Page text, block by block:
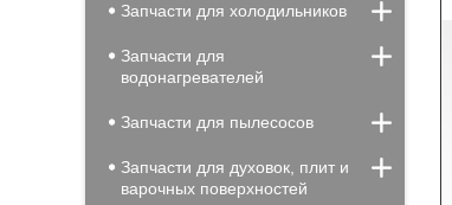
Запчасти для холодильников
Запчасти для
водонагревателей
Запчасти для пылесосов
Запчасти для духовок, плит и
варочных поверхностей